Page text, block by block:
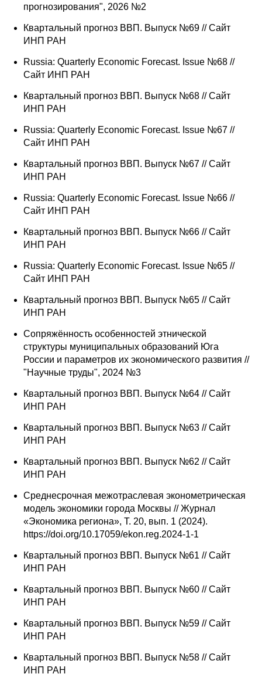
прогнозирования", 2026 №2
Квартальный прогноз ВВП. Выпуск №69 // Сайт
ИНП РАН
Russia: Quarterly Economic Forecast. Issue №68 //
Сайт ИНП РАН
Квартальный прогноз ВВП. Выпуск №68 // Сайт
ИНП РАН
Russia: Quarterly Economic Forecast. Issue №67 //
Сайт ИНП РАН
Квартальный прогноз ВВП. Выпуск №67 // Сайт
ИНП РАН
Russia: Quarterly Economic Forecast. Issue №66 //
Сайт ИНП РАН
Квартальный прогноз ВВП. Выпуск №66 // Сайт
ИНП РАН
Russia: Quarterly Economic Forecast. Issue №65 //
Сайт ИНП РАН
Квартальный прогноз ВВП. Выпуск №65 // Сайт
ИНП РАН
Сопряжённость особенностей этнической
структуры муниципальных образований Юга
России и параметров их экономического развития //
"Научные труды", 2024 №3
Квартальный прогноз ВВП. Выпуск №64 // Сайт
ИНП РАН
Квартальный прогноз ВВП. Выпуск №63 // Сайт
ИНП РАН
Квартальный прогноз ВВП. Выпуск №62 // Сайт
ИНП РАН
Среднесрочная межотраслевая эконометрическая
модель экономики города Москвы // Журнал
«Экономика региона», Т. 20, вып. 1 (2024).
https://doi.org/10.17059/ekon.reg.2024-1-1
Квартальный прогноз ВВП. Выпуск №61 // Сайт
ИНП РАН
Квартальный прогноз ВВП. Выпуск №60 // Сайт
ИНП РАН
Квартальный прогноз ВВП. Выпуск №59 // Сайт
ИНП РАН
Квартальный прогноз ВВП. Выпуск №58 // Сайт
ИНП РАН